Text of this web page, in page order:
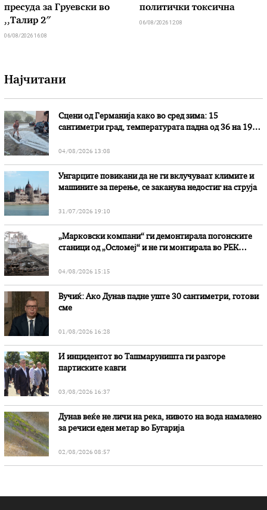
пресуда за Груевски во
,,Талир 2″
06/08/2026 16:08
политички токсична
06/08/2026 12:08
Најчитани
Сцени од Германија како во сред зима: 15
сантиметри град, температурата падна од 36 на 19
04/08/2026 13:08
Унгарците повикани да не ги вклучуваат климите и
машините за перење, се заканува недостиг на струја
31/07/2026 19:10
„Марковски компани“ ги демонтирала погонските
станици од „Осломеј“ и не ги монтирала во РЕК
04/08/2026 15:15
Вучиќ: Ако Дунав падне уште 30 сантиметри, готови
сме
01/08/2026 16:28
И инцидентот во Ташмаруништa ги разгоре
партиските кавги
03/08/2026 16:37
Дунав веќе не личи на река, нивото на вода намалено
за речиси еден метар во Бугарија
02/08/2026 08:57